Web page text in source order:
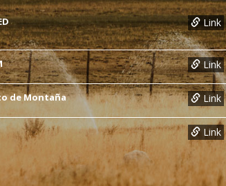
Link
Link
de Montaña Link
Link